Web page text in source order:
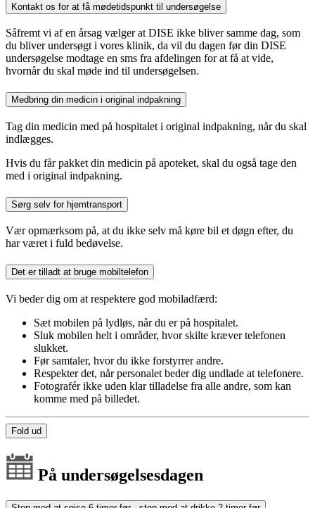
Kontakt os for at få mødetidspunkt til undersøgelse
Såfremt vi af en årsag vælger at DISE ikke bliver samme dag, som
du bliver undersøgt i vores klinik, da vil du dagen før din DISE
undersøgelse modtage en sms fra afdelingen for at få at vide,
hvornår du skal møde ind til undersøgelsen.
Medbring din medicin i original indpakning
Tag din medicin med på hospitalet i original indpakning, når du skal
indlægges.
Hvis du får pakket din medicin på apoteket, skal du også tage den
med i original indpakning.
Sørg selv for hjemtransport
Vær opmærksom på, at du ikke selv må køre bil et døgn efter, du
har været i fuld bedøvelse.
Det er tilladt at bruge mobiltelefon
Vi beder dig om at respektere god mobiladfærd:
Sæt mobilen på lydløs, når du er på hospitalet.
Sluk mobilen helt i områder, hvor skilte kræver telefonen
slukket.
Før samtaler, hvor du ikke forstyrrer andre.
Respekter det, når personalet beder dig undlade at telefonere.
Fotografér ikke uden klar tilladelse fra alle andre, som kan
komme med på billedet.
Fold ud
På undersøgelsesdagen